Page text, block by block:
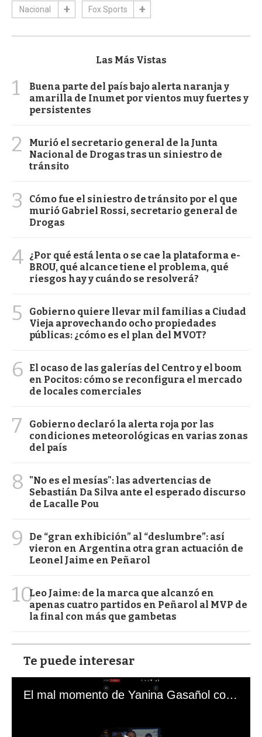
Nacional Fox Sports
Las Más Vistas
1
Buena parte del país bajo alerta naranja y
amarilla de Inumet por vientos muy fuertes y
persistentes
2
Murió el secretario general de la Junta
Nacional de Drogas tras un siniestro de
tránsito
3
Cómo fue el siniestro de tránsito por el que
murió Gabriel Rossi, secretario general de
Drogas
4 ¿Por qué está lenta o se cae la plataforma e-
BROU, qué alcance tiene el problema, qué
riesgos hay y cuándo se resolverá?
5
Gobierno quiere llevar mil familias a Ciudad
Vieja aprovechando ocho propiedades
públicas: ¿cómo es el plan del MVOT?
6
El ocaso de las galerías del Centro y el boom
en Pocitos: cómo se reconfigura el mercado
de locales comerciales
7
Gobierno declaró la alerta roja por las
condiciones meteorológicas en varias zonas
del país
8
"No es el mesías": las advertencias de
Sebastián Da Silva ante el esperado discurso
de Lacalle Pou
9
De “gran exhibición” al “deslumbre”: así
vieron en Argentina otra gran actuación de
Leonel Jaime en Peñarol
10Leo Jaime: de la marca que alcanzó en
apenas cuatro partidos en Peñarol al MVP de
la final con más que gambetas
Te puede interesar
El mal momento de Yanina Gasañol con un hincha argentino en "Subrayado"